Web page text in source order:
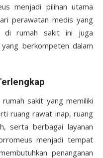
menjadi pilihan utama
perawatan medis yang
di rumah sakit ini juga
berkompeten dalam
sakit yang memiliki
ruang rawat inap, ruang
serta berbagai layanan
menjadi tempat
penanganan